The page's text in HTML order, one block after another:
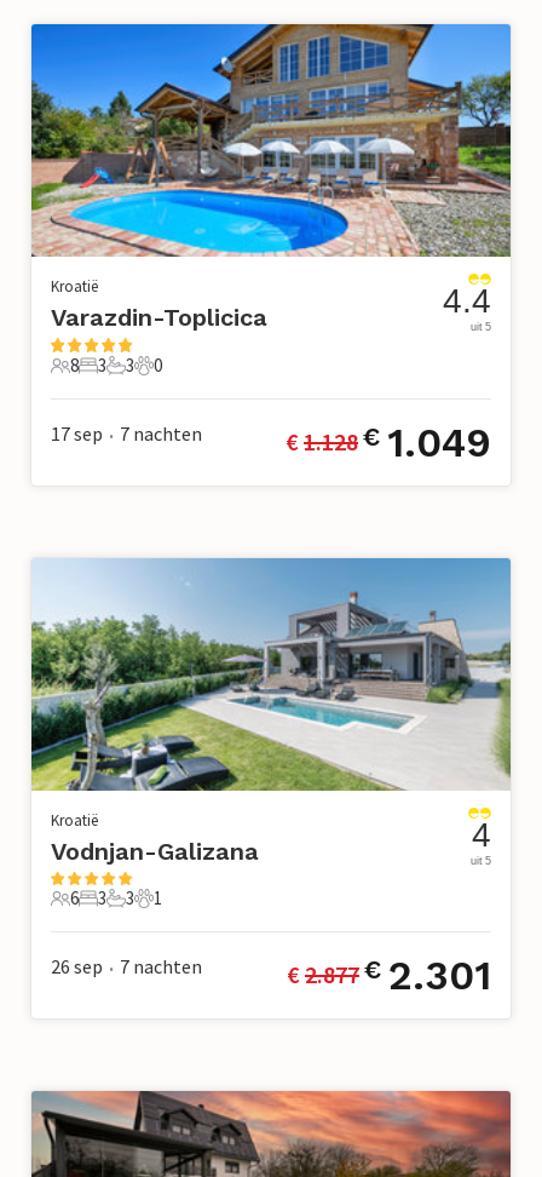
Kroatië
Varazdin-Toplicica
8 Gasten
8
3 Slaapkamers
3
3 Badkamers
3
0 Huisdieren
0
4.4
uit 5
17 sep • 7 nachten € 1.128€ 1.049
Kroatië
Vodnjan-Galizana
6 Gasten
6
3 Slaapkamers
3
3 Badkamers
3
1 Huisdier
1
4
uit 5
26 sep • 7 nachten € 2.877€ 2.301